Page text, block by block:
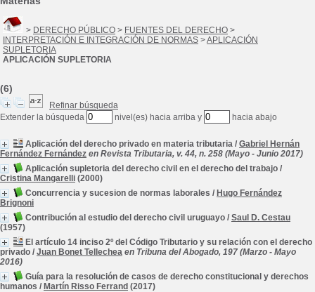
> DERECHO PÚBLICO > FUENTES DEL DERECHO >
INTERPRETACIÓN E INTEGRACIÓN DE NORMAS >APLICACIÓN
SUPLETORIA
APLICACIÓN SUPLETORIA
(6)
Refinar búsqueda
Extender la búsqueda
nivel(es) hacia arriba y hacia abajo
Aplicación del derecho privado en materia tributaria / Gabriel Hernán
Fernández Fernández en Revista Tributaria, v. 44, n. 258 (Mayo - Junio 2017)
Aplicación supletoria del derecho civil en el derecho del trabajo /
Cristina Mangarelli (2000)
Concurrencia y sucesion de normas laborales / Hugo Fernández
Brignoni
Contribución al estudio del derecho civil uruguayo / Saul D. Cestau
(1957)
El artículo 14 inciso 2º del Código Tributario y su relación con el derecho
privado / Juan Bonet Tellechea en Tribuna del Abogado, 197 (Marzo - Mayo
2016)
Guía para la resolución de casos de derecho constitucional y derechos
humanos / Martín Risso Ferrand (2017)